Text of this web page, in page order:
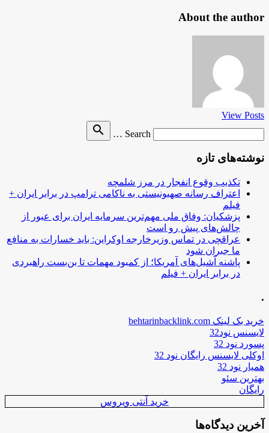
About the author
View Posts
Search …
search
نوشته‌های تازه
تکذیب وقوع انفجار در مرز شلمچه
اعتراف رسانه صهیونیستی به ناکامی ترامپ در برابر ایران +
فیلم
پزشکیان: وفاق ملی مهم‌ترین سرمایه ایران برای عبور از
چالش‌های پیش رو است
عراقچی در تماس وزیرخارجه اوکراین: باید خسارات به منافع
ما جبران شود
پاشنه آشیل‌های آمریکا؛ از کمبود مهمات تا بن‌بست راهبردی
در برابر ایران + فیلم
.
خرید بک لینک behtarinbacklink.com
لایسنس نود32
پسورد نود 32
اوکلی لایسنس رایگان نود 32
همیار نود 32
بهترین سئو
رایگان
خرید آنتی ویروس
آخرین دیدگاه‌ها